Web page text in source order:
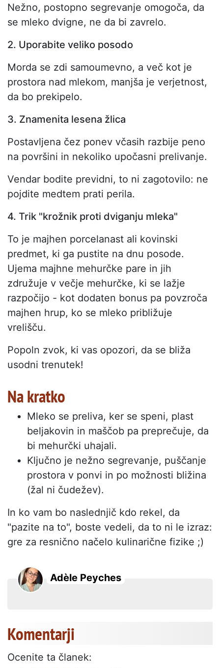
Nežno, postopno segrevanje omogoča, da
se mleko dvigne, ne da bi zavrelo.
2. Uporabite veliko posodo
Morda se zdi samoumevno, a več kot je
prostora nad mlekom, manjša je verjetnost,
da bo prekipelo.
3. Znamenita lesena žlica
Postavljena čez ponev včasih razbije peno
na površini in nekoliko upočasni prelivanje.
Vendar bodite previdni, to ni zagotovilo: ne
pojdite medtem prati perila.
4. Trik "krožnik proti dviganju mleka"
To je majhen porcelanast ali kovinski
predmet, ki ga pustite na dnu posode.
Ujema majhne mehurčke pare in jih
združuje v večje mehurčke, ki se lažje
razpočijo - kot dodaten bonus pa povzroča
majhen hrup, ko se mleko približuje
vrelišču.
Popoln zvok, ki vas opozori, da se bliža
usodni trenutek!
Na kratko
Mleko se preliva, ker se speni, plast
beljakovin in maščob pa preprečuje, da
bi mehurčki uhajali.
Ključno je nežno segrevanje, puščanje
prostora v ponvi in po možnosti bližina
(žal ni čudežev).
In ko vam bo naslednjič kdo rekel, da
"pazite na to", boste vedeli, da to ni le izraz:
gre za resnično načelo kulinarične fizike ;)
Adèle Peyches
Komentarji
Ocenite ta članek: